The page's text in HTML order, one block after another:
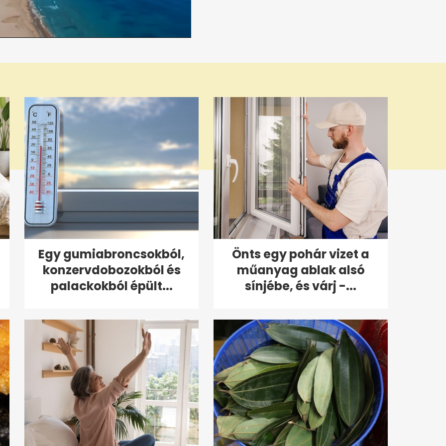
Egy gumiabroncsokból,
konzervdobozokból és
palackokból épült...
Önts egy pohár vizet a
műanyag ablak alsó
sínjébe, és várj -...